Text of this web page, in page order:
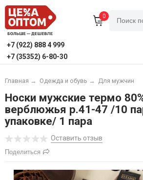
0
+7 (922) 888 4 999
+7 (35352) 6-80-30
Главная → Одежда и обувь → Для мужчин
Носки мужские термо
верблюжья р.41-47 /10
упаковке/ 1 пара
Оставить отзыв
Поделиться